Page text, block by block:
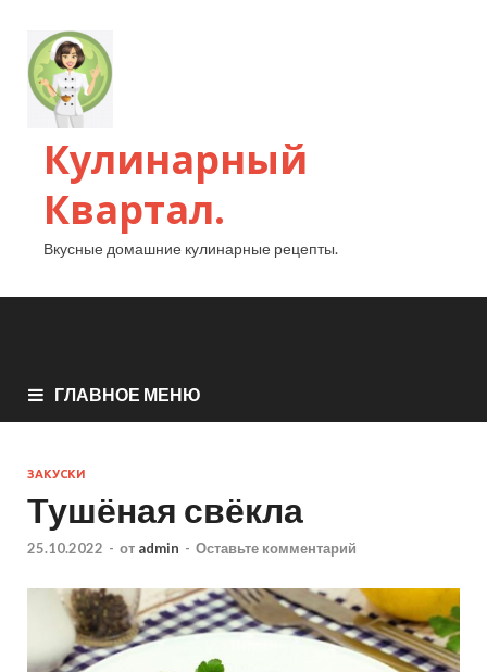
Кулинарный
Квартал.
Вкусные домашние кулинарные рецепты.
ГЛАВНОЕ МЕНЮ
ЗАКУСКИ
Тушёная свёкла
25.10.2022 - от admin - Оставьте комментарий